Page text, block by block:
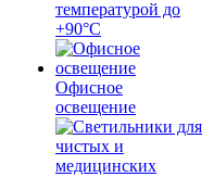
температурой до
+90°С
Офисное
освещение